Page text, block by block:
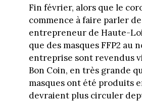
Fin février, alors que le
commence à faire parler
entrepreneur de Haute-
que des masques FFP2 au
entreprise sont revendus
Bon Coin, en très grande
masques ont été produits
devraient plus circuler